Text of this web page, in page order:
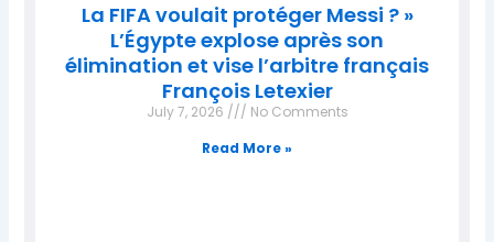
La FIFA voulait protéger Messi ? »
L’Égypte explose après son
élimination et vise l’arbitre français
François Letexier
July 7, 2026
No Comments
Read More »